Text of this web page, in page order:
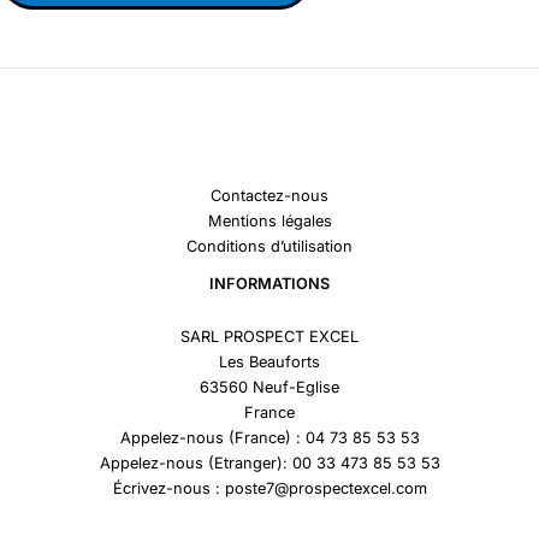
Contactez-nous
Mentions légales
Conditions d’utilisation
INFORMATIONS
SARL PROSPECT EXCEL
Les Beauforts
63560 Neuf-Eglise
France
Appelez-nous (France) : 04 73 85 53 53
Appelez-nous (Etranger): 00 33 473 85 53 53
Écrivez-nous : poste7@prospectexcel.com